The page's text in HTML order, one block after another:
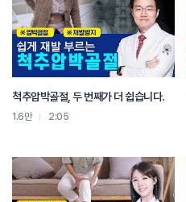
척추압박골절, 두 번째가 더 쉽습니다.
1.6만 2:05